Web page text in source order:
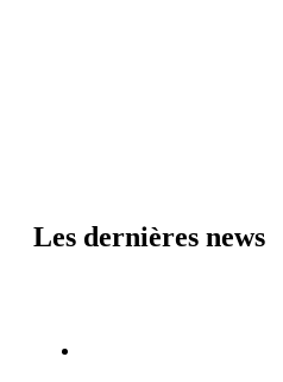
Les dernières news